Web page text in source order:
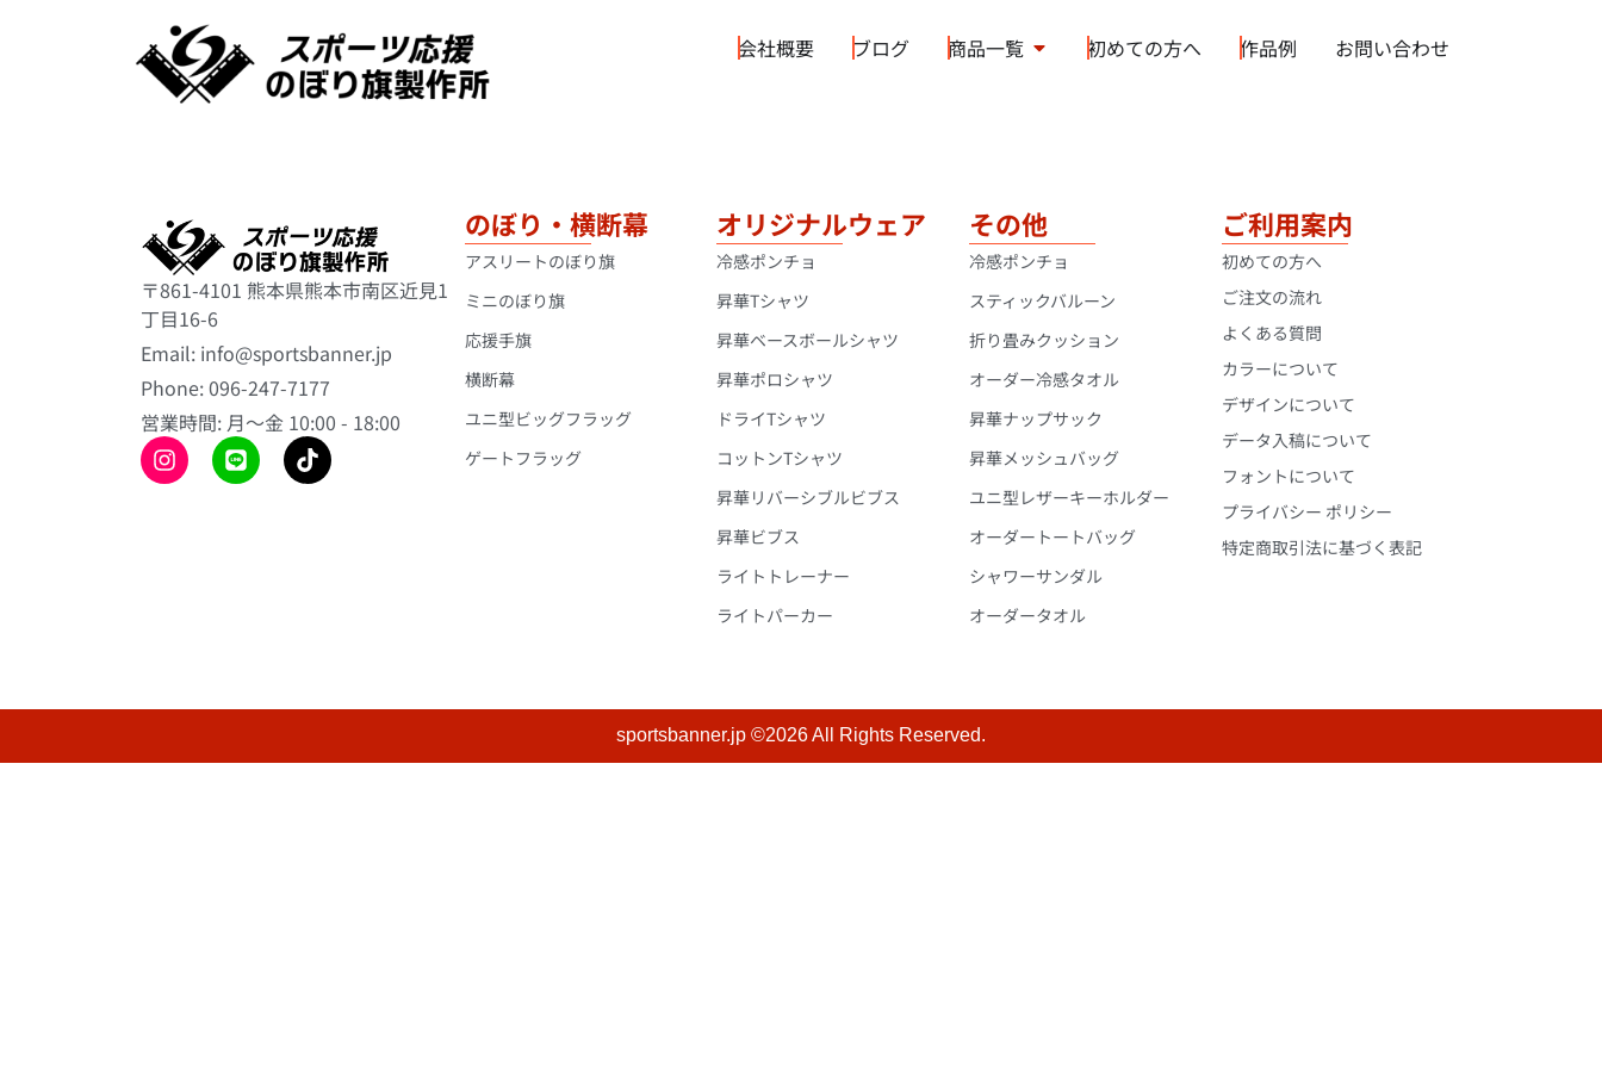
会社概要 ブログ 商品一覧 初めての方へ 作品例 お問い合わせ
〒861-4101 熊本県熊本市南区近見1
丁目16-6
Email: info@sportsbanner.jp
Phone: 096-247-7177
営業時間: 月〜金 10:00 - 18:00
のぼり・横断幕
アスリートのぼり旗
ミニのぼり旗
応援手旗
横断幕
ユニ型ビッグフラッグ
ゲートフラッグ
オリジナルウェア
冷感ポンチョ
昇華Tシャツ
昇華ベースボールシャツ
昇華ポロシャツ
ドライTシャツ
コットンTシャツ
昇華リバーシブルビブス
昇華ビブス
ライトトレーナー
ライトパーカー
その他
冷感ポンチョ
スティックバルーン
折り畳みクッション
オーダー冷感タオル
昇華ナップサック
昇華メッシュバッグ
ユニ型レザーキーホルダー
オーダートートバッグ
シャワーサンダル
オーダータオル
ご利用案内
初めての方へ
ご注文の流れ
よくある質問
カラーについて
デザインについて
データ入稿について
フォントについて
プライバシー ポリシー
特定商取引法に基づく表記
sportsbanner.jp ©2026 All Rights Reserved.